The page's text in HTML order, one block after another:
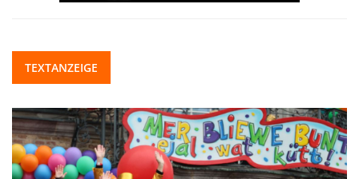
TEXTANZEIGE